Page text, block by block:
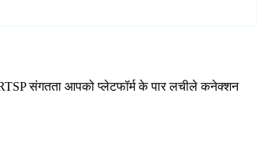
संगतता आपको प्लेटफॉर्म के पार लचीले कनेक्शन